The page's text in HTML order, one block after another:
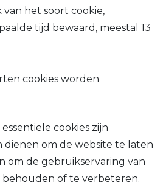
het soort cookie,
tijd bewaard, meestal 13
cookies worden
cookies zijn
dienen om de website te laten
om de gebruikservaring van
of te verbeteren.